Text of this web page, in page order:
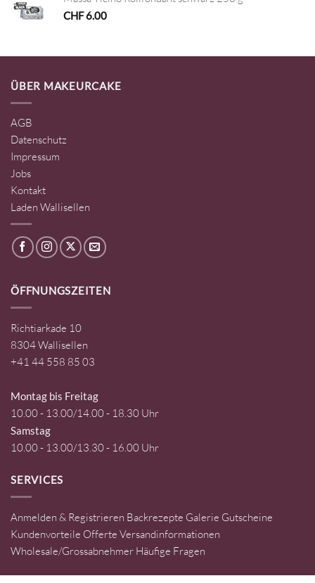
CHF6.00
ÜBER MAKEURCAKE
AGB
Datenschutz
Impressum
Jobs
Kontakt
Laden Wallisellen
ÖFFNUNGSZEITEN
Richtiarkade 10
8304 Wallisellen
+41 44 558 85 03
Montag bis Freitag
10.00 - 13.00/14.00 - 18.30 Uhr
Samstag
10.00 - 13.00/13.30 - 16.00 Uhr
SERVICES
Anmelden & Registrieren Backrezepte Galerie Gutscheine
Kundenvorteile Offerte Versandinformationen
Wholesale/Grossabnehmer Häufige Fragen